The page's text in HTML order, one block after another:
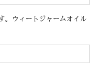
。ウィートジャームオイル